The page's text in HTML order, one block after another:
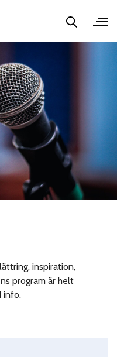
inspiration,
program är helt
info.